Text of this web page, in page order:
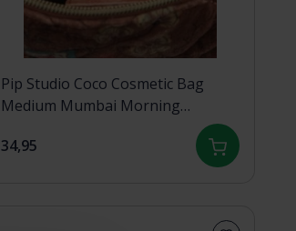
Pip Studio Coco Cosmetic Bag
Medium Mumbai Morning
34,95